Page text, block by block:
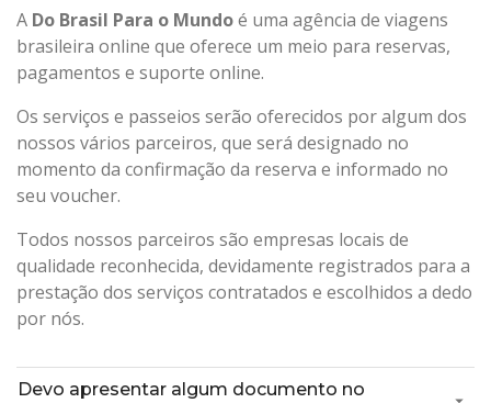
A Do Brasil Para o Mundoé uma agência de viagens
brasileira online que oferece um meio para reservas,
pagamentos e suporte online.
Os serviços e passeios serão oferecidos por algum dos
nossos vários parceiros, que será designado no
momento da confirmação da reserva e informado no
seu voucher.
Todos nossos parceiros são empresas locais de
qualidade reconhecida, devidamente registrados para a
prestação dos serviços contratados e escolhidos a dedo
por nós.
Devo apresentar algum documento no